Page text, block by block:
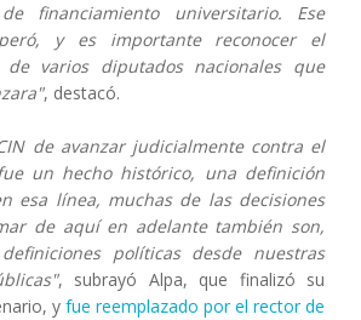
financiamiento universitario. Ese
y es importante reconocer el
de varios diputados nacionales que
, destacó.
de avanzar judicialmente contra el
un hecho histórico, una definición
esa línea, muchas de las decisiones
de aquí en adelante también son,
políticas desde nuestras
, subrayó Alpa, que finalizó su
y fue reemplazado por el rector de